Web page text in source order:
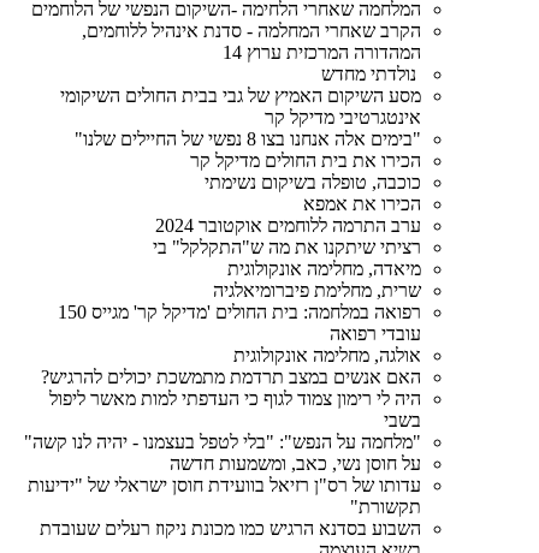
המלחמה שאחרי הלחימה -השיקום הנפשי של הלוחמים
הקרב שאחרי המחלמה - סדנת אינהיל ללוחמים,
המהדורה המרכזית ערוץ 14
נולדתי מחדש
מסע השיקום האמיץ של גבי בבית החולים השיקומי
אינטגרטיבי מדיקל קר
"בימים אלה אנחנו בצו 8 נפשי של החיילים שלנו"
הכירו את בית החולים מדיקל קר
כוכבה, טופלה בשיקום נשימתי
הכירו את אמפא
ערב התרמה ללוחמים אוקטובר 2024
רציתי שיתקנו את מה ש"התקלקל" בי
מיאדה, מחלימה אונקולוגית
שרית, מחלימת פיברומיאלגיה
רפואה במלחמה: בית החולים 'מדיקל קר' מגייס 150
עובדי רפואה
אולגה, מחלימה אונקולוגית
האם אנשים במצב תרדמת מתמשכת יכולים להרגיש?
היה לי רימון צמוד לגוף כי העדפתי למות מאשר ליפול
"מלחמה על הנפש": "בלי לטפל בעצמנו - יהיה לנו קשה"
על חוסן נשי, כאב, ומשמעות חדשה
עדותו של רס"ן רזיאל בוועידת חוסן ישראלי של "ידיעות
תקשורת"
השבוע בסדנא הרגיש כמו מכונת ניקוז רעלים שעובדת